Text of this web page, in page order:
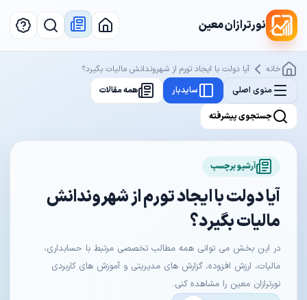
نورترازان معین
خانه
آیا دولت با ایجاد تورم از شهروندانش مالیات بگیرد؟
منوی اصلی
سایدبار همه مقالات
جستجوی پیشرفته
آرشیو برچسب
آیا دولت با ایجاد تورم از شهروندانش
مالیات بگیرد؟
در این بخش می توانی همه مطالب تخصصی مرتبط با حسابداری،
مالیات، ارزش افزوده، گزارش های مدیریتی و آموزش های کاربردی
نورترازان معین را مشاهده کنی.